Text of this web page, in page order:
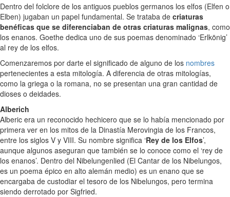
Dentro del folclore de los antiguos pueblos germanos los elfos (Elfen o
Elben) jugaban un papel fundamental. Se trataba de criaturas
benéficas que se diferenciaban de otras criaturas malignas, como
los enanos. Goethe dedica uno de sus poemas denominado ‘Erlkönig’
al rey de los elfos.
Comenzaremos por darte el significado de alguno de los nombres
pertenecientes a esta mitología. A diferencia de otras mitologías,
como la griega o la romana, no se presentan una gran cantidad de
dioses o deidades.
Alberich
Alberic era un reconocido hechicero que se lo había mencionado por
primera ver en los mitos de la Dinastía Merovingia de los Francos,
entre los siglos V y VIII. Su nombre significa ‘Rey de los Elfos’,
aunque algunos aseguran que también se lo conoce como el ‘rey de
los enanos’. Dentro del Nibelungenlied (El Cantar de los Nibelungos,
es un poema épico en alto alemán medio) es un enano que se
encargaba de custodiar el tesoro de los Nibelungos, pero termina
siendo derrotado por Sigfried.